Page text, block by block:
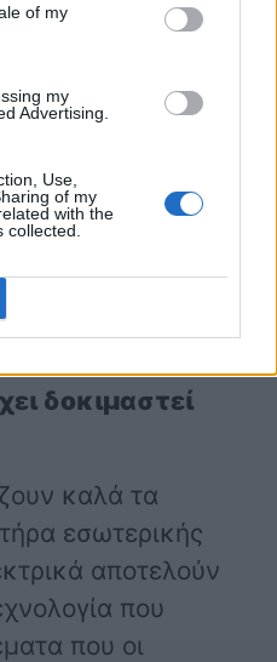
of my
my
Advertising.
Use,
of my
with the
σου κάτσει η
θα βρεις.
περιπλέκεται
ένα ταξίδι για
να κανονίσεις
ανάλογα με το
δοκιμαστεί
καλά τα
εσωτερικής
αποτελούν
που
που οι